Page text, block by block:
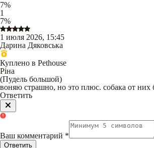
7%
1
7%
1 июля 2026, 15:45
Дарина Дяковська
Куплено в Pethouse
Ріна
(Пудель большой)
воняю страшно, но это плюс. собака от них
Ответить
Ваш комментарий *
Ответить